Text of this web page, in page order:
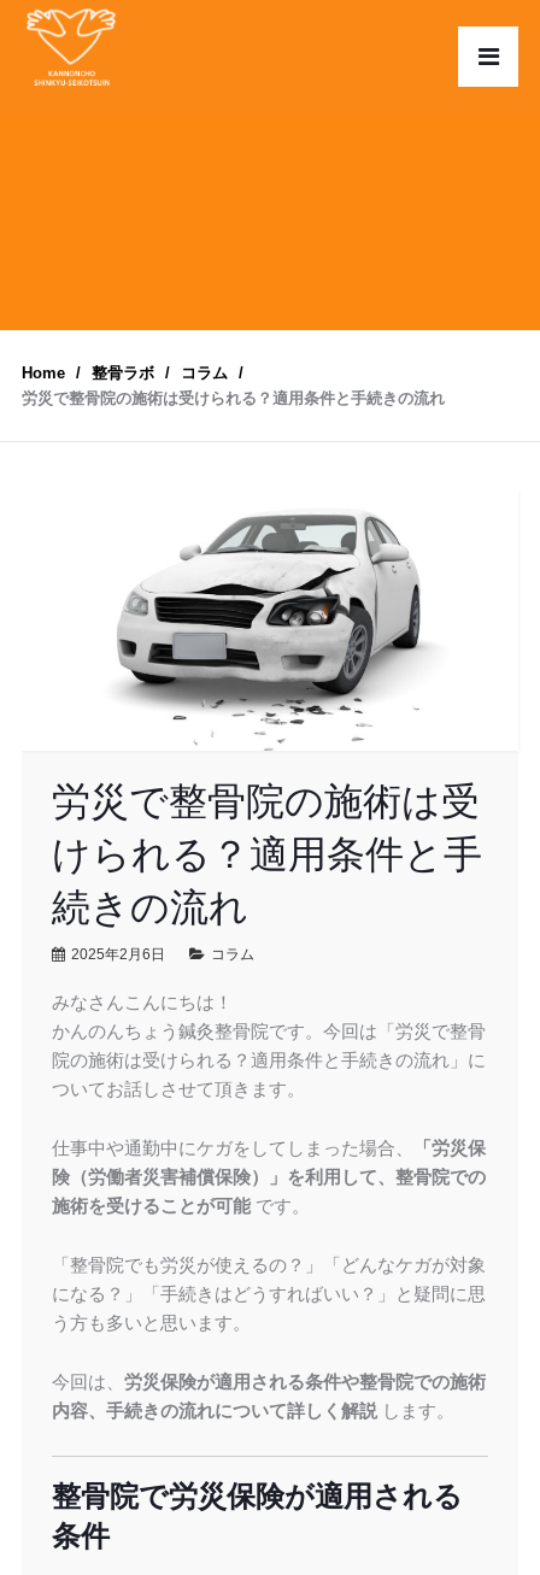
Home 整骨ラボ
コラム
労災で整骨院の施術は受けられる？適用条件と手続きの流れ
労災で整骨院の施術は受
けられる？適用条件と手
続きの流れ
2025年2月6日 コラム
みなさんこんにちは！
かんのんちょう鍼灸整骨院です。今回は「労災で整骨
院の施術は受けられる？適用条件と手続きの流れ」に
ついてお話しさせて頂きます。
仕事中や通勤中にケガをしてしまった場合、
「労災保
険（労働者災害補償保険）」を利用して、整骨院での
施術を受けることが可能です。
「整骨院でも労災が使えるの？」「どんなケガが対象
になる？」「手続きはどうすればいい？」と疑問に思
う方も多いと思います。
今回は、 労災保険が適用される条件や整骨院での施術
内容、手続きの流れについて詳しく解説します。
整骨院で労災保険が適用される
条件